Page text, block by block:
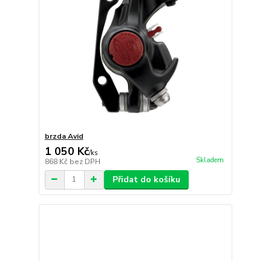
brzda Avid
1 050 Kč/ks
868 Kč bez DPH Skladem
Přidat do košíku